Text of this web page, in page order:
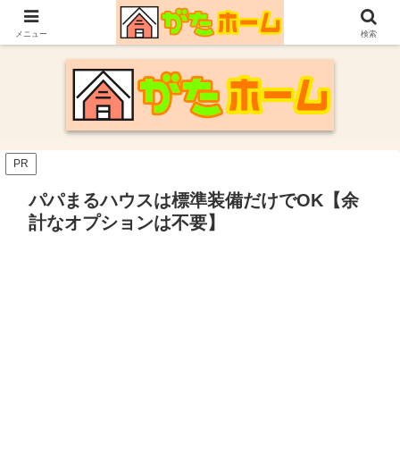
30代施主が自身の新潟での家づくり体験や参考にした情報についてまとめてい
ます。
PR
パパまるハウスは標準装備だけでOK【余
計なオプションは不要】
メニュー 検索